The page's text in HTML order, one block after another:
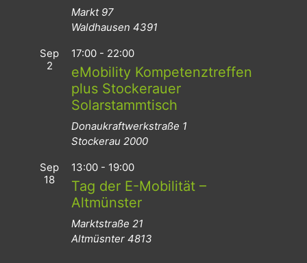
Markt 97
Waldhausen 4391
Sep
2
17:00 - 22:00
eMobility Kompetenztreffen
plus Stockerauer
Solarstammtisch
Donaukraftwerkstraße 1
Stockerau 2000
Sep
18
13:00 - 19:00
Tag der E-Mobilität –
Altmünster
Marktstraße 21
Altmüsnter 4813